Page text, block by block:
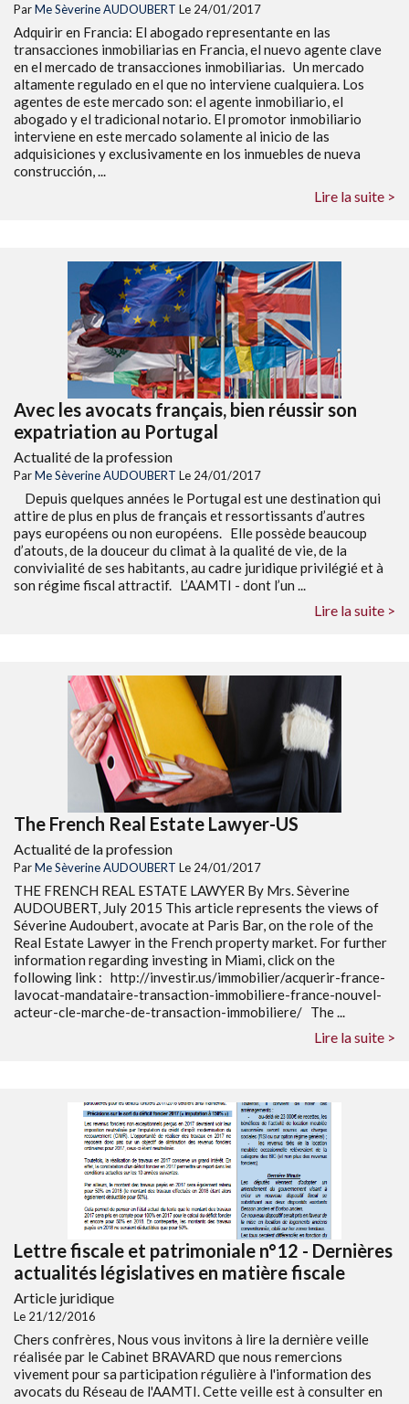
ParMe Sèverine AUDOUBERT Le 24/01/2017
Adquirir en Francia: El abogado representante en las
transacciones inmobiliarias en Francia, el nuevo agente clave
en el mercado de transacciones inmobiliarias. Un mercado
altamente regulado en el que no interviene cualquiera. Los
agentes de este mercado son: el agente inmobiliario, el
abogado y el tradicional notario. El promotor inmobiliario
interviene en este mercado solamente al inicio de las
adquisiciones y exclusivamente en los inmuebles de nueva
construcción, ...
Lire la suite >
Avec les avocats français, bien réussir son
expatriation au Portugal
Actualité de la profession
ParMe Sèverine AUDOUBERT Le 24/01/2017
Depuis quelques années le Portugal est une destination qui
attire de plus en plus de français et ressortissants d’autres
pays européens ou non européens. Elle possède beaucoup
d’atouts, de la douceur du climat à la qualité de vie, de la
convivialité de ses habitants, au cadre juridique privilégié et à
son régime fiscal attractif. L’AAMTI - dont l’un ...
Lire la suite >
The French Real Estate Lawyer-US
Actualité de la profession
ParMe Sèverine AUDOUBERT Le 24/01/2017
THE FRENCH REAL ESTATE LAWYER By Mrs. Sèverine
AUDOUBERT, July 2015 This article represents the views of
Séverine Audoubert, avocate at Paris Bar, on the role of the
Real Estate Lawyer in the French property market. For further
information regarding investing in Miami, click on the
following link : http://investir.us/immobilier/acquerir-france-
lavocat-mandataire-transaction-immobiliere-france-nouvel-
acteur-cle-marche-de-transaction-immobiliere/ The ...
Lire la suite >
Lettre fiscale et patrimoniale n°12 - Dernières
actualités législatives en matière fiscale
Article juridique
Le 21/12/2016
Chers confrères, Nous vous invitons à lire la dernière veille
réalisée par le Cabinet BRAVARD que nous remercions
vivement pour sa participation régulière à l'information des
avocats du Réseau de l'AAMTI. Cette veille est à consulter en